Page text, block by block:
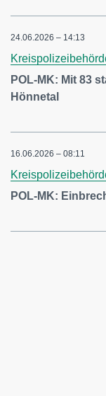
24.06.2026 – 14:13
POL-MK: Mit 83
Hönnetal
16.06.2026 – 08:11
POL-MK: